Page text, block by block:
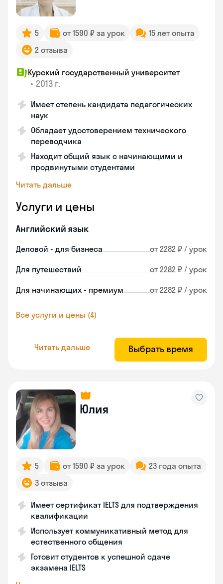
5 от 1590 ₽ за урок
15 лет опыта
2 отзыва
Курский государственный университет
• 2013 г.
Имеет степень кандидата педагогических
наук
Обладает удостоверением технического
переводчика
Находит общий язык с начинающими и
продвинутыми студентами
Читать дальше
Услуги и цены
Английский язык
Деловой - для бизнеса от 2282 ₽ / урок
Для путешествий от 2282 ₽ / урок
Для начинающих - премиум от 2282 ₽ / урок
Все услуги и цены (4)
Читать дальше Выбрать время
Юлия
5 от 1590 ₽ за урок
23 года опыта
3 отзыва
Имеет сертификат IELTS для подтверждения
квалификации
Использует коммуникативный метод для
естественного общения
Готовит студентов к успешной сдаче
экзамена IELTS